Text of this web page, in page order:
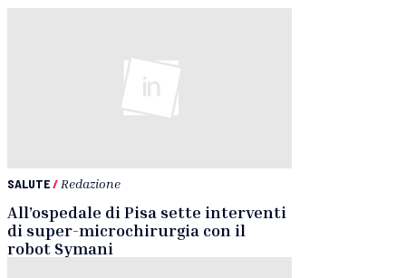
SALUTE/ Redazione
All’ospedale di Pisa sette interventi
di super-microchirurgia con il
robot Symani